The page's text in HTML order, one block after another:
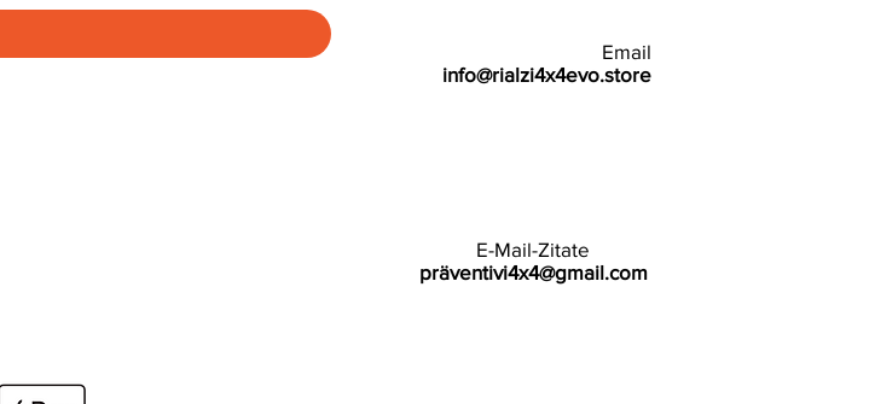
Email
info@rialzi4x4evo.store
E-Mail-Zitate
präventivi4x4@gmail.com